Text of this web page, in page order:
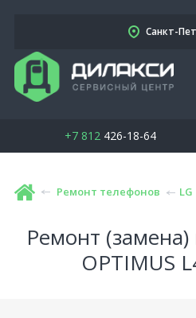
Санкт-
+7 812426-18-64
Ремонт телефонов LG
Ремонт
OPTIMUS